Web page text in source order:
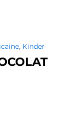
, Kinder